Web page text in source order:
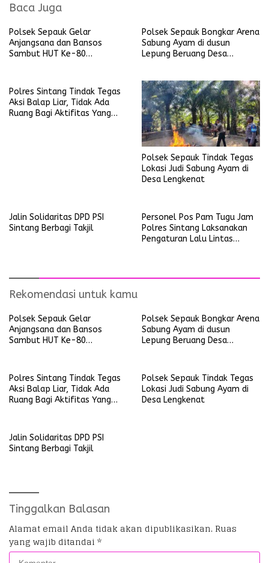
Baca Juga
Polsek Sepauk Gelar
Anjangsana dan Bansos
Sambut HUT Ke-80
Polsek Sepauk Bongkar Arena
Sabung Ayam di dusun
Lepung Beruang Desa
Polres Sintang Tindak Tegas
Aksi Balap Liar, Tidak Ada
Ruang Bagi Aktifitas Yang
Polsek Sepauk Tindak Tegas
Lokasi Judi Sabung Ayam di
Desa Lengkenat
Jalin Solidaritas DPD PSI
Sintang Berbagi Takjil
Personel Pos Pam Tugu Jam
Polres Sintang Laksanakan
Pengaturan Lalu Lintas
Rekomendasi untuk kamu
Polsek Sepauk Gelar
Anjangsana dan Bansos
Sambut HUT Ke-80
Polsek Sepauk Bongkar Arena
Sabung Ayam di dusun
Lepung Beruang Desa
Polres Sintang Tindak Tegas
Aksi Balap Liar, Tidak Ada
Ruang Bagi Aktifitas Yang
Polsek Sepauk Tindak Tegas
Lokasi Judi Sabung Ayam di
Desa Lengkenat
Jalin Solidaritas DPD PSI
Sintang Berbagi Takjil
Tinggalkan Balasan
Alamat email Anda tidak akan dipublikasikan. Ruas
yang wajib ditandai *